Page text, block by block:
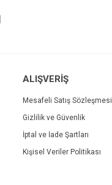
ALIŞVERİŞ
Mesafeli Satış Sözleşmesi
Gizlilik ve Güvenlik
İptal ve İade Şartları
Kişisel Veriler Politikası